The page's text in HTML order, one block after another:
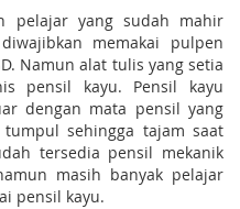
pelajar yang sudah mahir
memakai pulpen
Namun alat tulis yang setia
pensil kayu. Pensil kayu
dengan mata pensil yang
sehingga tajam saat
tersedia pensil mekanik
masih banyak pelajar
pensil kayu.